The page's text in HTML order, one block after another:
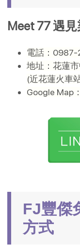
Meet 77 遇
電話：
地址：花蓮
(近花蓮火車
Google Map：
FJ豐傑
方式